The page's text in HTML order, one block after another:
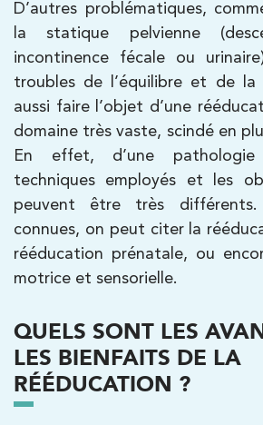
D’autres problématiques,
la statique pelvienne
incontinence fécale ou
troubles de l’équilibre et de la
aussi faire l’objet d’une
domaine très vaste, scindé en
En effet, d’une
techniques employés et les
peuvent être très
connues, on peut citer la
rééducation prénatale, ou
motrice et sensorielle.
QUELS SONT LES
LES BIENFAITS DE LA
RÉÉDUCATION ?
68 Av. de Villiers 75017
68 Av. de Villiers 75017
01 44 90 90 40
PRENDRE RDV
PRENDRE RDV
IK Paris 8 – Saint Lazare
20 Rue de la Pépinière
20 Rue de la Pépinière
01 55 06 05 07
PRENDRE RDV
PRENDRE RDV
Kinésithérapie